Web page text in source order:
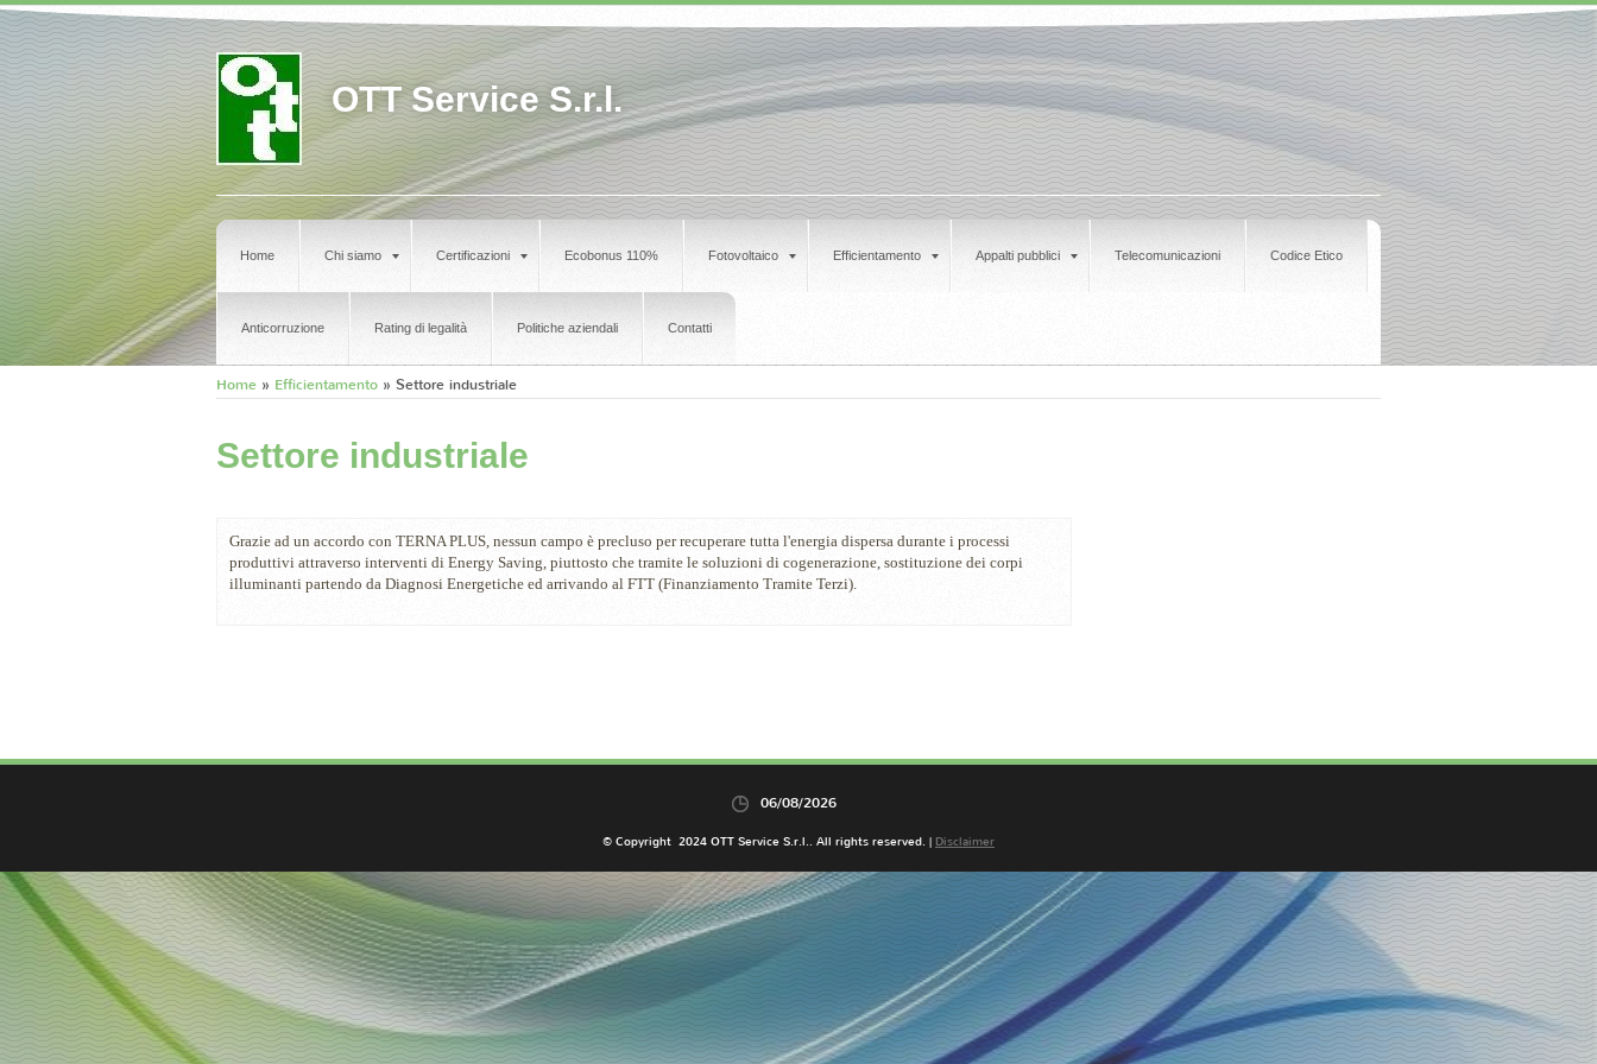
OTT Service S.r.l.
Home Chi siamo Certificazioni Ecobonus 110% Fotovoltaico Efficientamento Appalti pubblici Telecomunicazioni Codice Etico
Anticorruzione Rating di legalità Politiche aziendali Contatti
Home » Efficientamento » Settore industriale
Settore industriale
Grazie ad un accordo con TERNA PLUS, nessun campo è precluso per recuperare tutta l'energia dispersa durante i processi
produttivi attraverso interventi di Energy Saving, piuttosto che tramite le soluzioni di cogenerazione, sostituzione dei corpi
illuminanti partendo da Diagnosi Energetiche ed arrivando al FTT (Finanziamento Tramite Terzi).
06/08/2026
© Copyright 2024 OTT Service S.r.l.. All rights reserved. | Disclaimer